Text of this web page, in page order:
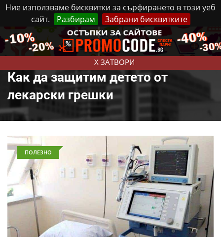
Ние използваме бисквитки за сърфирането в този уеб
сайт.
Разбирам Забрани бисквитките
X ЗАТВОРИ
Петък, 7 Август, 2026 Реклама Контакти
Как да защитим детето от
лекарски грешки
ПОЛЕЗНО